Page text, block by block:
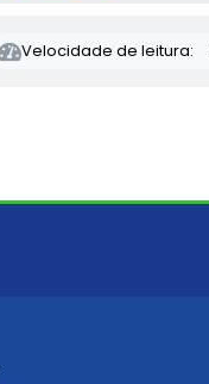
Velocidade de leitura: